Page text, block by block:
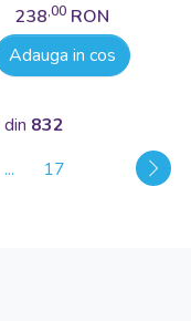
238,00 RON
Adauga in cos
din 832
... 17